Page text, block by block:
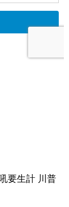
要生計 川普